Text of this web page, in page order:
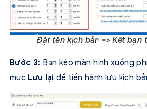
Đặt tên kịch bản => Kết bạn
Bước 3: Bạn kéo màn hình xuống
mục Lưu lại để tiến hành lưu kịch